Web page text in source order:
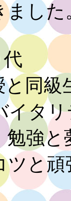
た
生の
イタ
夢
ツと